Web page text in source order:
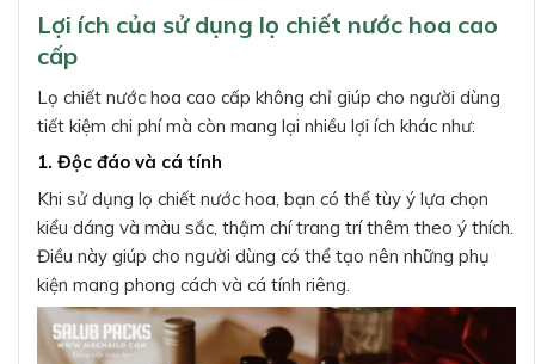
Lợi ích của sử dụng lọ chiết nước hoa cao
cấp
Lọ chiết nước hoa cao cấp không chỉ giúp cho người dùng
tiết kiệm chi phí mà còn mang lại nhiều lợi ích khác như:
1. Độc đáo và cá tính
Khi sử dụng lọ chiết nước hoa, bạn có thể tùy ý lựa chọn
kiểu dáng và màu sắc, thậm chí trang trí thêm theo ý thích.
Điều này giúp cho người dùng có thể tạo nên những phụ
kiện mang phong cách và cá tính riêng.